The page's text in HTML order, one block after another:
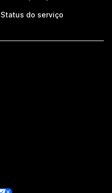
Status do serviço